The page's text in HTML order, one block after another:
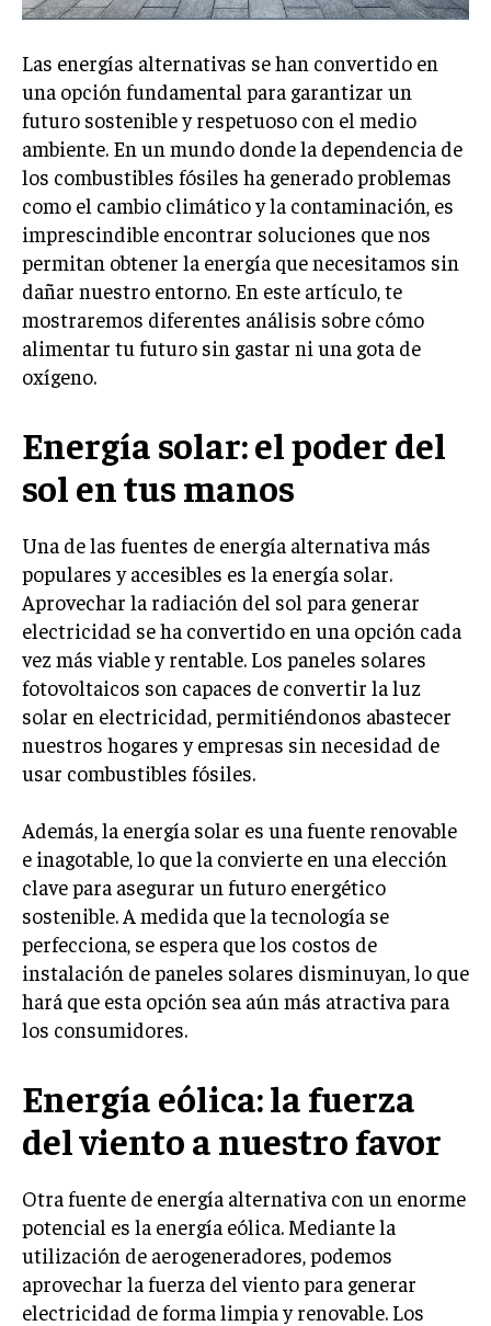
Las energías alternativas se han convertido en
una opción fundamental para garantizar un
futuro sostenible y respetuoso con el medio
ambiente. En un mundo donde la dependencia de
los combustibles fósiles ha generado problemas
como el cambio climático y la contaminación, es
imprescindible encontrar soluciones que nos
permitan obtener la energía que necesitamos sin
dañar nuestro entorno. En este artículo, te
mostraremos diferentes análisis sobre cómo
alimentar tu futuro sin gastar ni una gota de
oxígeno.
Energía solar: el poder del
sol en tus manos
Una de las fuentes de energía alternativa más
populares y accesibles es la energía solar.
Aprovechar la radiación del sol para generar
electricidad se ha convertido en una opción cada
vez más viable y rentable. Los paneles solares
fotovoltaicos son capaces de convertir la luz
solar en electricidad, permitiéndonos abastecer
nuestros hogares y empresas sin necesidad de
usar combustibles fósiles.
Además, la energía solar es una fuente renovable
e inagotable, lo que la convierte en una elección
clave para asegurar un futuro energético
sostenible. A medida que la tecnología se
perfecciona, se espera que los costos de
instalación de paneles solares disminuyan, lo que
hará que esta opción sea aún más atractiva para
los consumidores.
Energía eólica: la fuerza
del viento a nuestro favor
Otra fuente de energía alternativa con un enorme
potencial es la energía eólica. Mediante la
utilización de aerogeneradores, podemos
aprovechar la fuerza del viento para generar
electricidad de forma limpia y renovable. Los